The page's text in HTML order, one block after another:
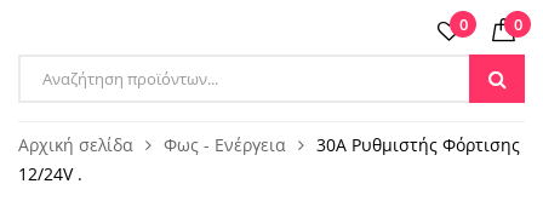
Products
0 0
Αρχική σελίδα Φως - Ενέργεια
30A Ρυθμιστής Φόρτισης
12/24V .